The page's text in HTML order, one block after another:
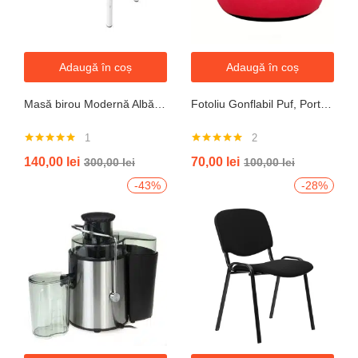
Adaugă în coș
5.00din 5
1
140,00 lei 300,00lei
Adaugă în coș
5.00din 5
2
70,00 lei 100,00lei
-43%
-28%